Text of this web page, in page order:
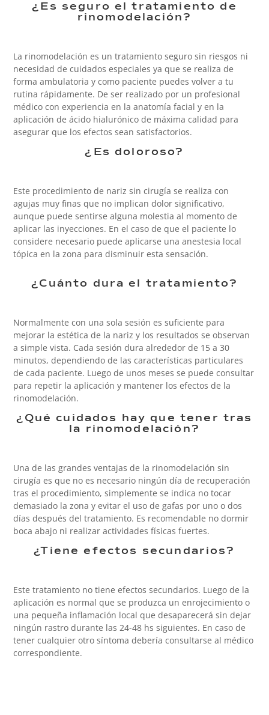
¿Es seguro el tratamiento de
rinomodelación?
La rinomodelación es un tratamiento seguro sin riesgos ni
necesidad de cuidados especiales ya que se realiza de
forma ambulatoria y como paciente puedes volver a tu
rutina rápidamente. De ser realizado por un profesional
médico con experiencia en la anatomía facial y en la
aplicación de ácido hialurónico de máxima calidad para
asegurar que los efectos sean satisfactorios.
¿Es doloroso?
Este procedimiento de nariz sin cirugía se realiza con
agujas muy finas que no implican dolor significativo,
aunque puede sentirse alguna molestia al momento de
aplicar las inyecciones. En el caso de que el paciente lo
considere necesario puede aplicarse una anestesia local
tópica en la zona para disminuir esta sensación.
¿Cuánto dura el tratamiento?
Normalmente con una sola sesión es suficiente para
mejorar la estética de la nariz y los resultados se observan
a simple vista. Cada sesión dura alrededor de 15 a 30
minutos, dependiendo de las características particulares
de cada paciente. Luego de unos meses se puede consultar
para repetir la aplicación y mantener los efectos de la
rinomodelación.
¿Qué cuidados hay que tener tras
la rinomodelación?
Una de las grandes ventajas de la rinomodelación sin
cirugía es que no es necesario ningún día de recuperación
tras el procedimiento, simplemente se indica no tocar
demasiado la zona y evitar el uso de gafas por uno o dos
días después del tratamiento. Es recomendable no dormir
boca abajo ni realizar actividades físicas fuertes.
¿Tiene efectos secundarios?
Este tratamiento no tiene efectos secundarios. Luego de la
aplicación es normal que se produzca un enrojecimiento o
una pequeña inflamación local que desaparecerá sin dejar
ningún rastro durante las 24-48 hs siguientes. En caso de
tener cualquier otro síntoma debería consultarse al médico
correspondiente.